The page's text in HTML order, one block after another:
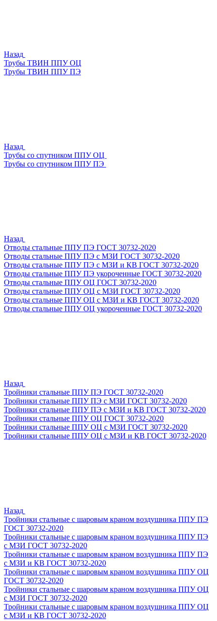
Назад
Трубы ТВИН ППУ ОЦ
Трубы ТВИН ППУ ПЭ
Назад
Трубы со спутником ППУ ОЦ
Трубы со спутником ППУ ПЭ
Назад
Отводы стальные ППУ ПЭ ГОСТ 30732-2020
Отводы стальные ППУ ПЭ с МЗИ ГОСТ 30732-2020
Отводы стальные ППУ ПЭ с МЗИ и КВ ГОСТ 30732-2020
Отводы стальные ППУ ПЭ укороченные ГОСТ 30732-2020
Отводы стальные ППУ ОЦ ГОСТ 30732-2020
Отводы стальные ППУ ОЦ с МЗИ ГОСТ 30732-2020
Отводы стальные ППУ ОЦ с МЗИ и КВ ГОСТ 30732-2020
Отводы стальные ППУ ОЦ укороченные ГОСТ 30732-2020
Назад
Тройники стальные ППУ ПЭ ГОСТ 30732-2020
Тройники стальные ППУ ПЭ с МЗИ ГОСТ 30732-2020
Тройники стальные ППУ ПЭ с МЗИ и КВ ГОСТ 30732-2020
Тройники стальные ППУ ОЦ ГОСТ 30732-2020
Тройники стальные ППУ ОЦ с МЗИ ГОСТ 30732-2020
Тройники стальные ППУ ОЦ с МЗИ и КВ ГОСТ 30732-2020
Назад
Тройники стальные с шаровым краном воздушника ППУ ПЭ
ГОСТ 30732-2020
Тройники стальные с шаровым краном воздушника ППУ ПЭ
с МЗИ ГОСТ 30732-2020
Тройники стальные с шаровым краном воздушника ППУ ПЭ
с МЗИ и КВ ГОСТ 30732-2020
Тройники стальные с шаровым краном воздушника ППУ ОЦ
ГОСТ 30732-2020
Тройники стальные с шаровым краном воздушника ППУ ОЦ
с МЗИ ГОСТ 30732-2020
Тройники стальные с шаровым краном воздушника ППУ ОЦ
с МЗИ и КВ ГОСТ 30732-2020